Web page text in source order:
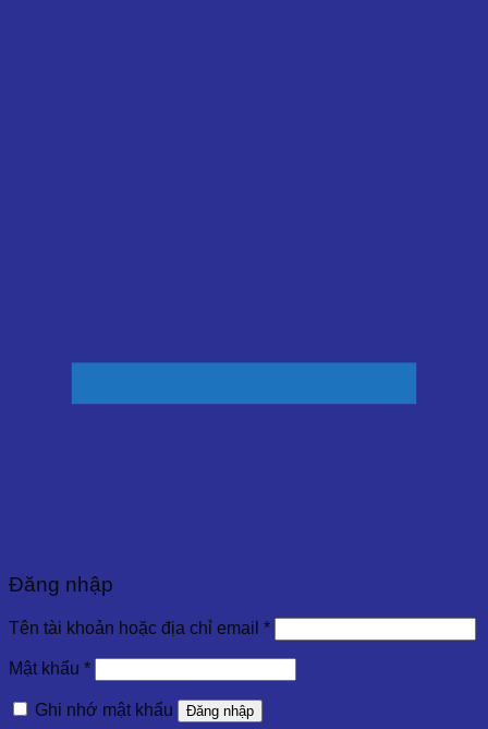
Đăng nhập
Tên tài khoản hoặc địa chỉ email *
Mật khẩu *
Ghi nhớ mật khẩu Đăng nhập